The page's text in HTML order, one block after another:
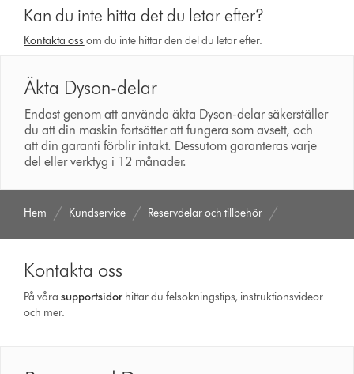
Kan du inte hitta det du letar efter?
Kontakta oss om du inte hittar den del du letar efter.
Äkta Dyson-delar
Endast genom att använda äkta Dyson-delar säkerställer
du att din maskin fortsätter att fungera som avsett, och
att din garanti förblir intakt. Dessutom garanteras varje
del eller verktyg i 12 månader.
Hem Kundservice Reservdelar och tillbehör
Kontakta oss
På vårasupport­sidor hittar du felsökningstips, instruktionsvideor
och mer.